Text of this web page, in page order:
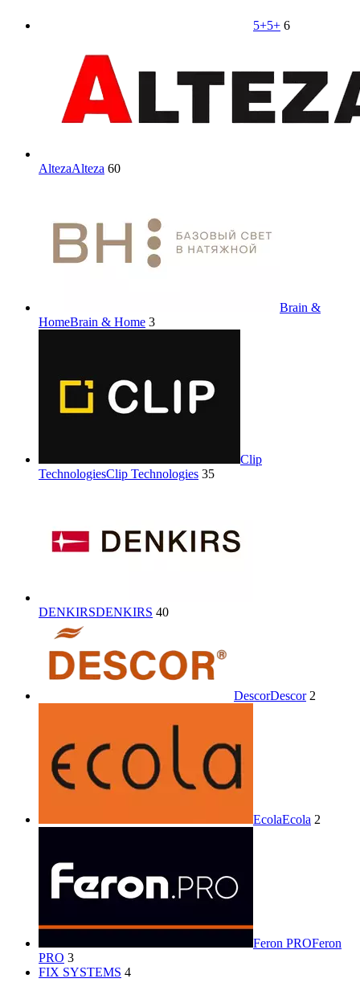
5+5+ 6
AltezaAlteza 60
Brain &
HomeBrain & Home 3
Clip
TechnologiesClip Technologies 35
DENKIRSDENKIRS 40
DescorDescor 2
EcolaEcola 2
Feron PROFeron
PRO 3
FIX SYSTEMS 4